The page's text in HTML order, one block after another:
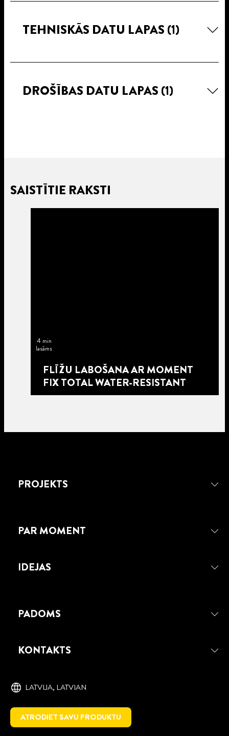
TEHNISKĀS DATU LAPAS (1)
DROŠĪBAS DATU LAPAS (1)
SAISTĪTIE RAKSTI
4 min
lasāms
FLĪŽU LABOŠANA AR MOMENT
FIX TOTAL WATER-RESISTANT
PROJEKTS
PAR MOMENT
IDEJAS
PADOMS
KONTAKTS
LATVIJA, ‎LATVIAN
ATRODIET SAVU PRODUKTU